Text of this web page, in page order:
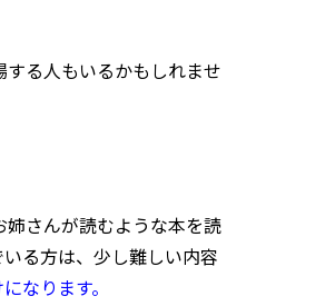
る人もいるかもしれませ
さんが読むような本を読
る方は、少し難しい内容
なります。